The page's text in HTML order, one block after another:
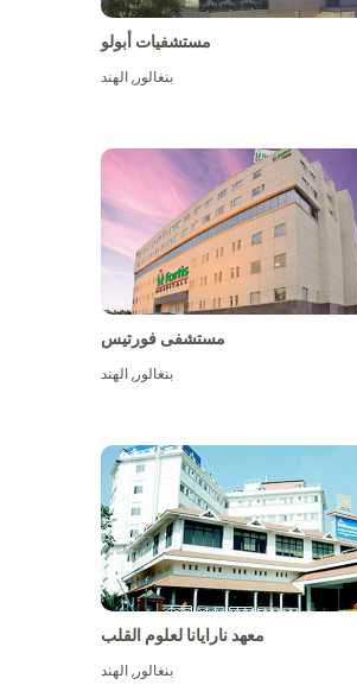
مستشفيات أبولو
بنغالور,الهند
مستشفى فورتيس
بنغالور,الهند
معهد نارايانا لعلوم القلب
بنغالور,الهند